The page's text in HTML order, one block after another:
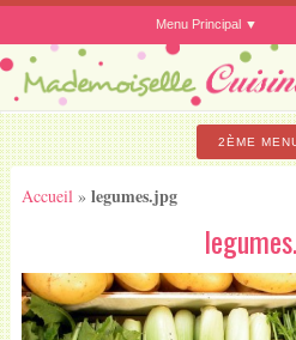
Menu Principal
2ÈME
Accueil » legumes.jpg